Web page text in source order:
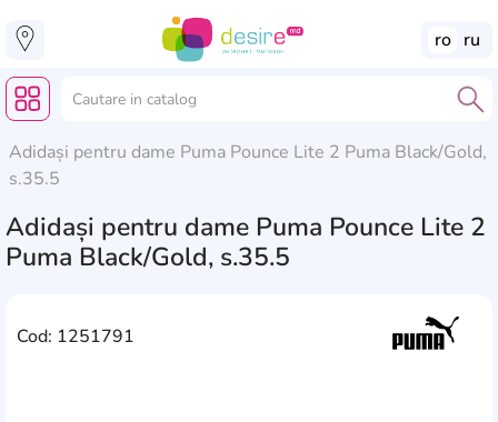
ro ru
Adidași pentru dame Puma Pounce Lite 2 Puma Black/Gold,
s.35.5
Adidași pentru dame Puma Pounce Lite 2
Puma Black/Gold, s.35.5
Cod: 1251791